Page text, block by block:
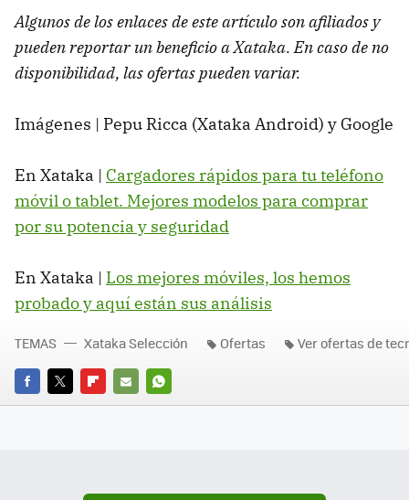
Algunos de los enlaces de este artículo son afiliados y
pueden reportar un beneficio a Xataka. En caso de no
disponibilidad, las ofertas pueden variar.
Imágenes | Pepu Ricca (Xataka Android) y Google
En Xataka | Cargadores rápidos para tu teléfono
móvil o tablet. Mejores modelos para comprar
por su potencia y seguridad
En Xataka | Los mejores móviles, los hemos
probado y aquí están sus análisis
FACEBOOK
TWITTERFLIPBOARD
E-
WHATSAPP
TEMAS Xataka Selección Ofertas Ver ofertas de